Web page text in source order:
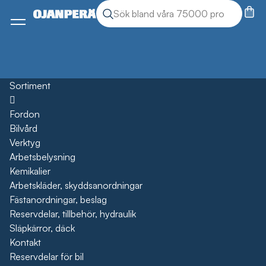
Sök produkter
Sök
Meny
Sortiment
Öppna
Fordon
Bilvård
Verktyg
Arbetsbelysning
Kemikalier
Arbetskläder, skyddsanordningar
Fästanordningar, beslag
Reservdelar, tillbehör, hydraulik
Släpkärror, däck
Kontakt
Reservdelar för bil